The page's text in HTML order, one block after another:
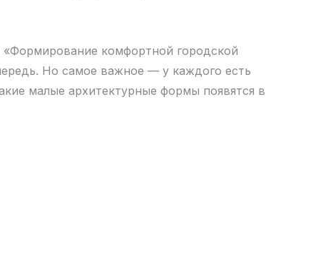
комфортной городской
Но самое важное — у каждого есть
малые архитектурные формы появятся в